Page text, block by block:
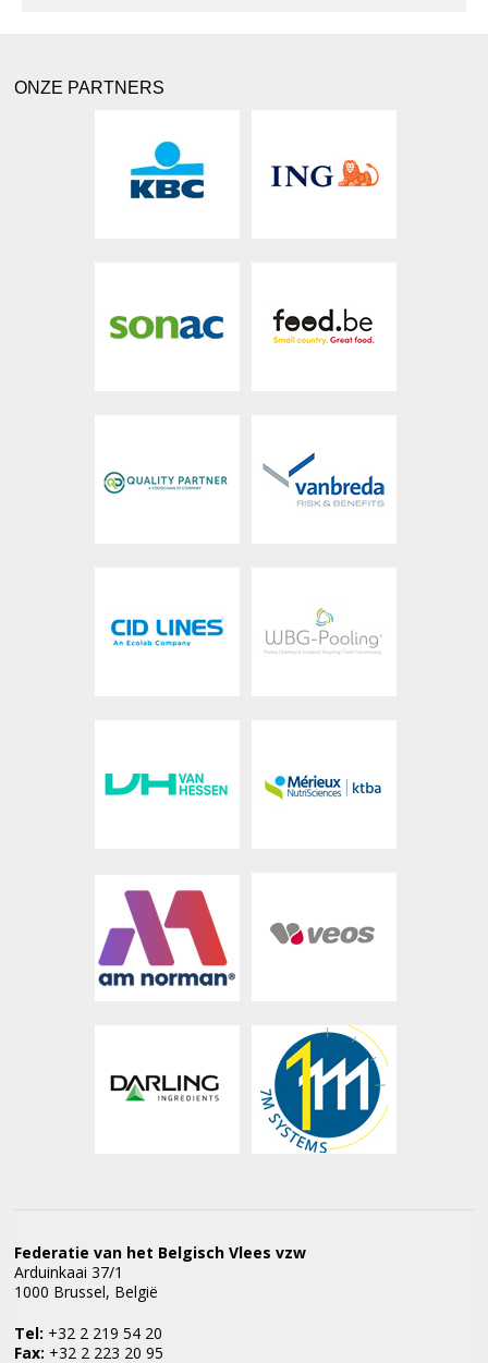
ONZE PARTNERS
Federatie van het Belgisch Vlees vzw
Arduinkaai 37/1
1000 Brussel, België
Tel: +32 2 219 54 20
Fax: +32 2 223 20 95